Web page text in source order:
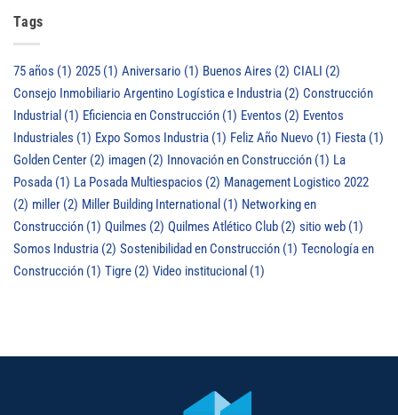
Tags
75 años (1) 2025 (1) Aniversario (1) Buenos Aires (2) CIALI (2)
Consejo Inmobiliario Argentino Logística e Industria (2) Construcción
Industrial (1) Eficiencia en Construcción (1) Eventos (2) Eventos
Industriales (1) Expo Somos Industria (1) Feliz Año Nuevo (1) Fiesta (1)
Golden Center (2) imagen (2) Innovación en Construcción (1) La
Posada (1) La Posada Multiespacios (2) Management Logistico 2022
(2) miller (2) Miller Building International (1) Networking en
Construcción (1) Quilmes (2) Quilmes Atlético Club (2) sitio web (1)
Somos Industria (2) Sostenibilidad en Construcción (1) Tecnología en
Construcción (1) Tigre (2) Video institucional (1)